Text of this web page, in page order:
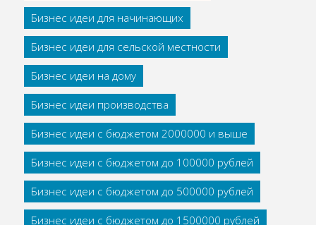
Бизнес идеи для начинающих
Бизнес идеи для сельской местности
Бизнес идеи на дому
Бизнес идеи производства
Бизнес идеи с бюджетом 2000000 и выше
Бизнес идеи с бюджетом до 100000 рублей
Бизнес идеи с бюджетом до 500000 рублей
Бизнес идеи с бюджетом до 1500000 рублей